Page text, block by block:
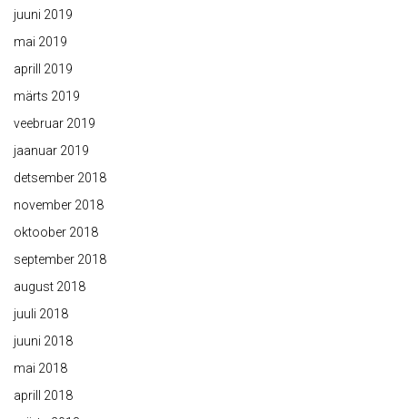
juuni 2019
mai 2019
aprill 2019
märts 2019
veebruar 2019
jaanuar 2019
detsember 2018
november 2018
oktoober 2018
september 2018
august 2018
juuli 2018
juuni 2018
mai 2018
aprill 2018